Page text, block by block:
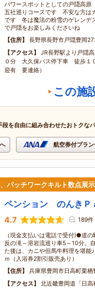
パワースポットとしての戸隠高
五社巡りコースです 不安な方は
です 冬は魔法の粉雪のゲレンデ
で戸隠をお楽しみくださいね
住所
長野県長野市戸隠豊岡
アクセス
JR長野駅より戸隠
０分 大久保バス停下車 徒歩１
迎有 要連絡）
この施
段を自由に組み合わせたおトクな
航空券付プラ
パッチワークキルト数点展示
ペンション のんきＰ
4.7 189件
（現金支払いは電話で受付)●道
反の滝～溶岩流巡り車5～10分。
た後は、カニや但馬牛料理を堪
ｍ（入浴券2割引販売あり）
住所
兵庫県豊岡市日高町栗栖
アクセス
北近畿豊岡道「日